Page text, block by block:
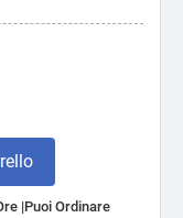
|Puoi Ordinare